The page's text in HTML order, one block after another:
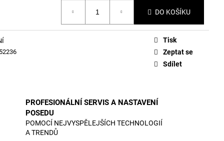
DO KOŠÍKU
Tisk
Zeptat se
Sdílet
PROFESIONÁLNÍ SERVIS A NASTAVENÍ
POSEDU
POMOCÍ NEJVYSPĚLEJŠÍCH TECHNOLOGIÍ
A TRENDŮ